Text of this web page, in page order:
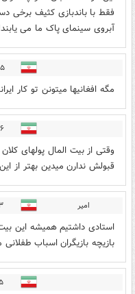
فقط با باندبازی کثیف برخی
آبروی سینمای پاک ما می
مگه افغانیها میتونن تو کار
وقتی از بیت المال پولهای
قبولش ندارن میدین بهتر از
امیر
استادی داشتیم همیشه این
بازیچه بازیگران اسباب